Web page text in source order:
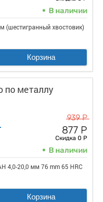
В наличии
(шестигранный хвостовик)
Корзина
по металлу
939 Р
877 Р
Скидка 0 Р
В наличии
4,0-20,0 мм 76 mm 65 HRC
Корзина